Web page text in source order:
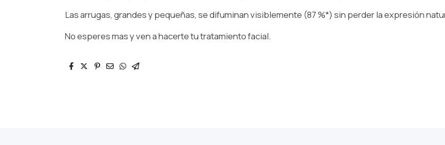
Las arrugas, grandes y pequeñas, se difuminan visiblemente (87 %*) sin perder la expresión
No esperes mas y ven a hacerte tu tratamiento facial.